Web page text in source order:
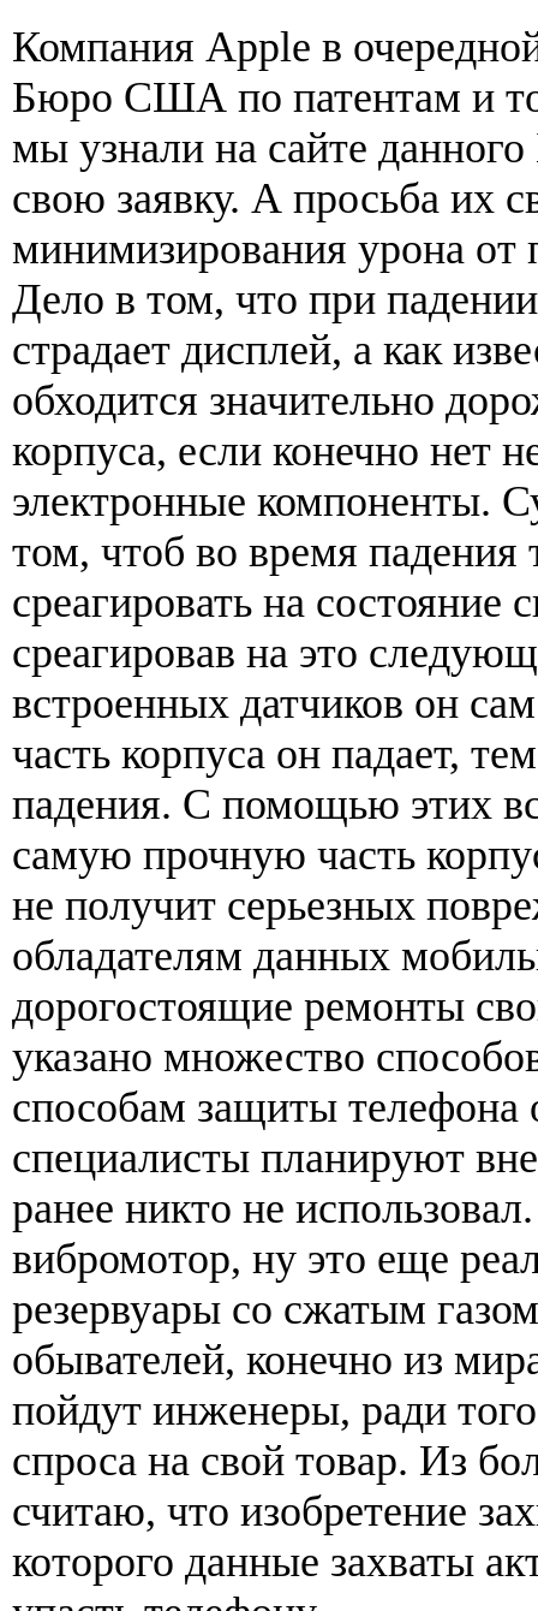
Компания Apple в
Бюро США по патентам и
мы узнали на сайте
свою заявку. А просьба их
минимизирования урона от
Дело в том, что при
страдает дисплей, а как
обходится значительно
корпуса, если конечно нет
электронные компоненты.
том, чтоб во время
среагировать на состояние
среагировав на это
встроенных датчиков он
часть корпуса он падает,
падения. С помощью этих
самую прочную часть
не получит серьезных
обладателям данных
дорогостоящие ремонты
указано множество
способам защиты телефона
специалисты планируют
ранее никто не
вибромотор, ну это еще
резервуары со сжатым
обывателей, конечно из
пойдут инженеры, ради
спроса на свой товар. Из
считаю, что изобретение
которого данные захваты